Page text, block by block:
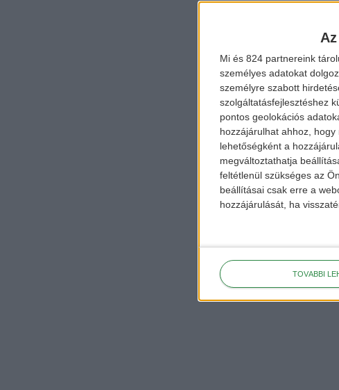
Mi és 824 partnereink
személyes adatokat
személyre szabott
szolgáltatásfejlesztéshez
pontos geolokációs
hozzájárulhat ahhoz,
lehetőségként a
megváltoztathatja
feltétlenül szükséges az
beállításai csak erre a
hozzájárulását, ha
TOVÁBBI